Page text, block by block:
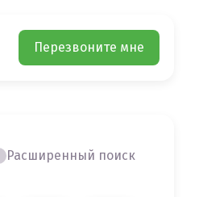
Перезвоните мне
Расширенный поиск